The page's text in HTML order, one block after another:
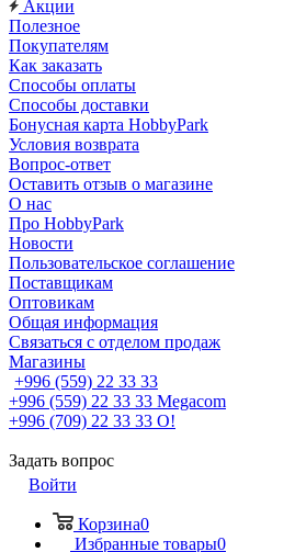
Акции
Полезное
Покупателям
Как заказать
Способы оплаты
Способы доставки
Бонусная карта HobbyPark
Условия возврата
Вопрос-ответ
Оставить отзыв о магазине
О нас
Про HobbyPark
Новости
Пользовательское соглашение
Поставщикам
Оптовикам
Общая информация
Связаться с отделом продаж
Магазины
+996 (559) 22 33 33
+996 (559) 22 33 33 Megacom
+996 (709) 22 33 33 O!
Задать вопрос
Войти
Корзина0
Избранные товары0